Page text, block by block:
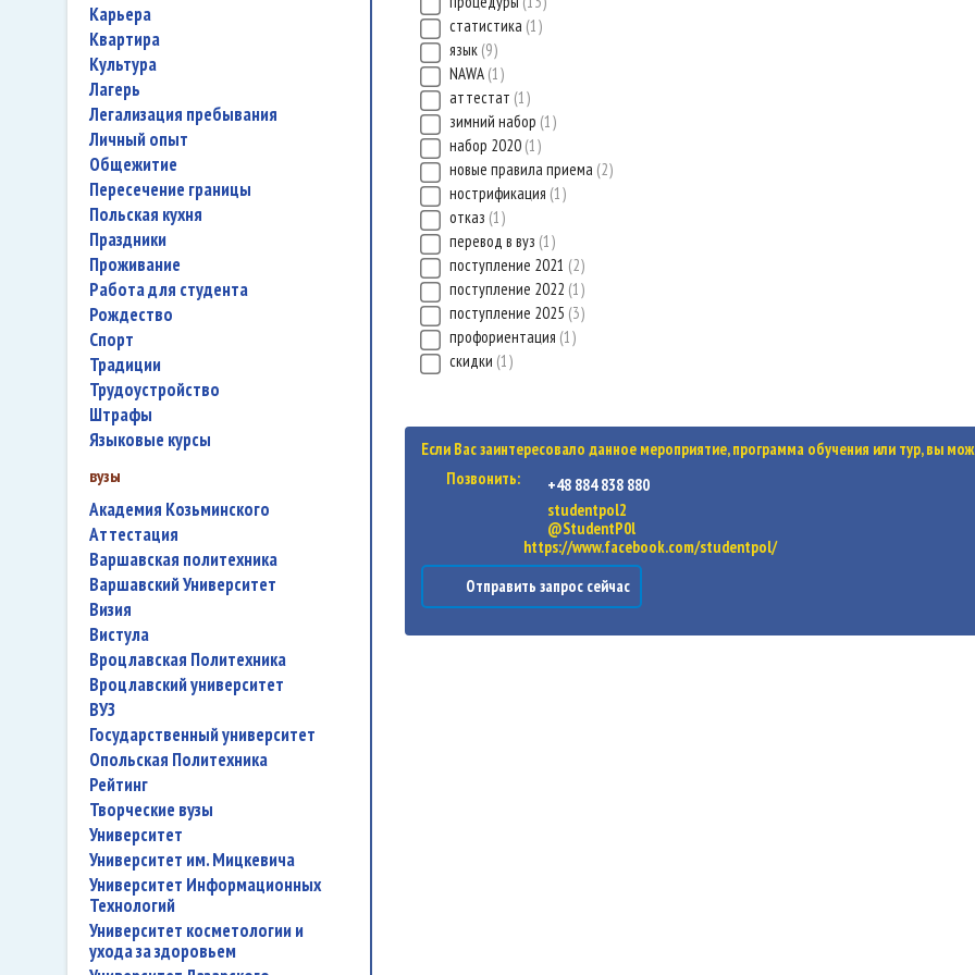
карьера
квартира
культура
лагерь
легализация пребывания
личный опыт
общежитие
пересечение границы
польская кухня
праздники
проживание
работа для студента
Рождество
спорт
традиции
трудоустройство
штрафы
языковые курсы
вузы
Академия Козьминского
аттестация
Варшавская политехника
Варшавский Университет
Визия
Вистула
Вроцлавская Политехника
Вроцлавский университет
ВУЗ
государственный университет
Опольская Политехника
рейтинг
творческие вузы
университет
Университет им. Мицкевича
Университет Информационных
Технологий
университет косметологии и
ухода за здоровьем
статистика 1
язык 9
NAWA 1
аттестат 1
зимний набор 1
набор 2020 1
новые правила приема 2
нострификация 1
отказ 1
перевод в вуз 1
поступление 2021 2
поступление 2022 1
поступление 2025 3
профориентация 1
скидки 1
Если Вас заинтересовало данное мероприятие, программа обучения или тур, вы
Позвонить:
+48 884 838 880
studentpol2
@StudentP0l
https://www.facebook.com/studentpol/
Отправить запрос сейчас